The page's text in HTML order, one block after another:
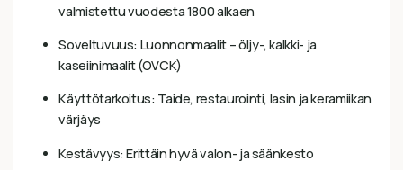
valmistettu vuodesta 1800 alkaen
Soveltuvuus: Luonnonmaalit – öljy-, kalkki- ja
kaseiinimaalit (OVCK)
Käyttötarkoitus: Taide, restaurointi, lasin ja keramiikan
värjäys
Kestävyys: Erittäin hyvä valon- ja säänkesto